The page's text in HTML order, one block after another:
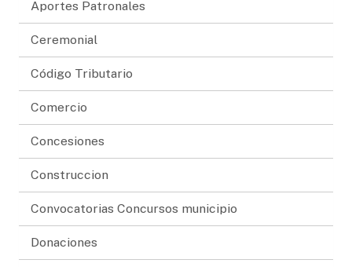
Aportes Patronales
Ceremonial
Código Tributario
Comercio
Concesiones
Construccion
Convocatorias Concursos municipio
Donaciones